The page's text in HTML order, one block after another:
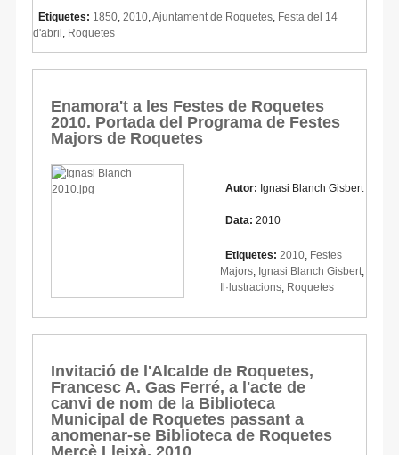
Etiquetes: 1850 2010 Ajuntament de Roquetes Festa del 14
d'abril Roquetes
Enamora't a les Festes de Roquetes
2010. Portada del Programa de Festes
Majors de Roquetes
Autor: Ignasi Blanch Gisbert
Data: 2010
Etiquetes: 2010 Festes
Majors Ignasi Blanch Gisbert
Il·lustracions Roquetes
Invitació de l'Alcalde de Roquetes,
Francesc A. Gas Ferré, a l'acte de
canvi de nom de la Biblioteca
Municipal de Roquetes passant a
anomenar-se Biblioteca de Roquetes
Mercè Lleixà, 2010